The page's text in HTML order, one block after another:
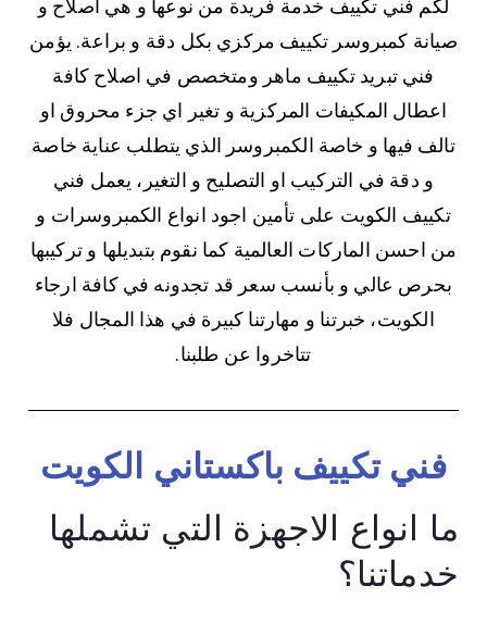
لكم فني تكييف خدمة فريدة من نوعها و هي اصلاح و
صيانة كمبروسر تكييف مركزي بكل دقة و براعة. يؤمن
فني تبريد تكييف ماهر ومتخصص في اصلاح كافة
اعطال المكيفات المركزية و تغير اي جزء محروق او
تالف فيها و خاصة الكمبروسر الذي يتطلب عناية خاصة
و دقة في التركيب او التصليح و التغير، يعمل فني
تكييف الكويت على تأمين اجود انواع الكمبروسرات و
من احسن الماركات العالمية كما نقوم بتبديلها و تركيبها
بحرص عالي و بأنسب سعر قد تجدونه في كافة ارجاء
الكويت، خبرتنا و مهارتنا كبيرة في هذا المجال فلا
تتاخروا عن طلبنا.
فني تكييف باكستاني الكويت
ما انواع الاجهزة التي تشملها
خدماتنا؟